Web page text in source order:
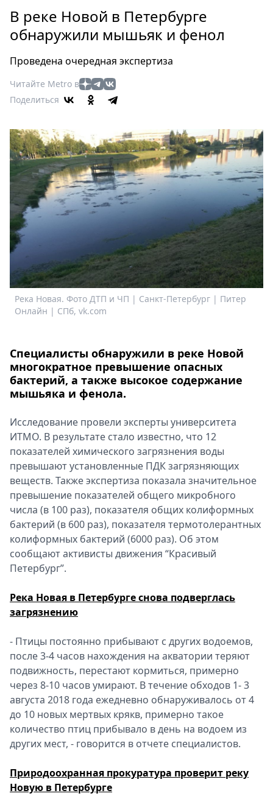
Россия
Мир
Еда
Туризм
Мода
Кино
Афиша
Книги
Выставки
Пресс-
Metro
Стримы
Спецпроекты
Звезды
Выборы
Metro
В реке Новой в Петербурге
обнаружили мышьяк и фенол
Проведена очередная экспертиза
Читайте Metro в
Поделиться
Река Новая. Фото ДТП и ЧП | Санкт-Петербург | Питер
Онлайн | СПб, vk.com
Специалисты обнаружили в реке Новой
многократное превышение опасных
бактерий, а также высокое содержание
мышьяка и фенола.
Исследование провели эксперты университета
ИТМО. В результате стало известно, что 12
показателей химического загрязнения воды
превышают установленные ПДК загрязняющих
веществ. Также экспертиза показала значительное
превышение показателей общего микробного
числа (в 100 раз), показателя общих колиформных
бактерий (в 600 раз), показателя термотолерантных
колиформных бактерий (6000 раз). Об этом
сообщают активисты движения “Красивый
Петербург”.
Река Новая в Петербурге снова подверглась
загрязнению
- Птицы постоянно прибывают с других водоемов,
после 3-4 часов нахождения на акватории теряют
подвижность, перестают кормиться, примерно
через 8-10 часов умирают. В течение обходов 1- 3
августа 2018 года ежедневно обнаруживалось от 4
до 10 новых мертвых крякв, примерно такое
количество птиц прибывало в день на водоем из
других мест, - говорится в отчете специалистов.
Природоохранная прокуратура проверит реку
Новую в Петербурге